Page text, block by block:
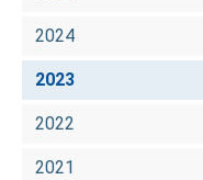
2024
2023
2022
2021